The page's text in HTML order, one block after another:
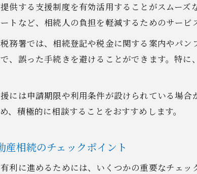
供する支援制度を有効活用することがスムー
トなど、相続人の負担を軽減するためのサービ
務署では、相続登記や税金に関する案内やパ
、誤った手続きを避けることができます。特
には申請期限や利用条件が設けられている場
、積極的に相談することをおすすめします。
相続のチェックポイント
利に進めるためには、いくつかの重要なチェ